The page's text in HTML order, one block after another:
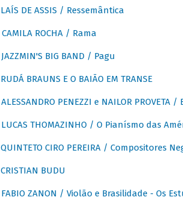
LAÍS DE ASSIS / Ressemântica
CAMILA ROCHA / Rama
JAZZMIN'S BIG BAND / Pagu
RUDÁ BRAUNS E O BAIÃO EM TRANSE
ALESSANDRO PENEZZI e NAILOR
LUCAS THOMAZINHO / O Pianísmo das
QUINTETO CIRO PEREIRA / Compositores
CRISTIAN BUDU
FABIO ZANON / Violão e Brasilidade - Os